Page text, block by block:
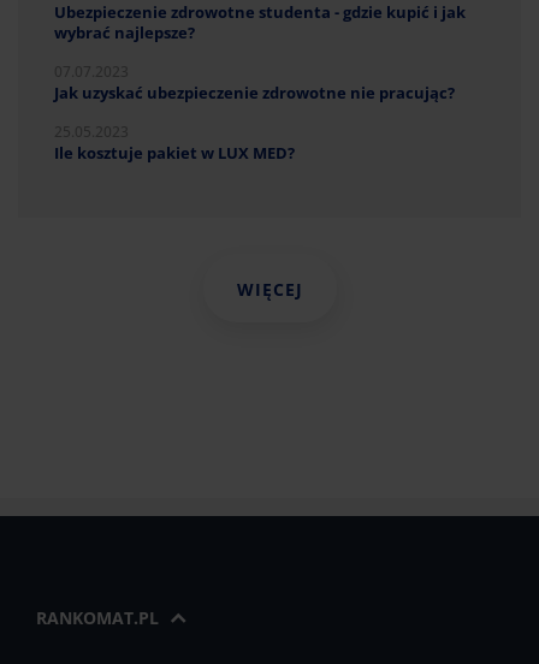
Ubezpieczenie zdrowotne studenta - gdzie kupić i jak
wybrać najlepsze?
Jak uzyskać ubezpieczenie zdrowotne nie pracując?
Ile kosztuje pakiet w LUX MED?
WIĘCEJ
RANKOMAT.PL